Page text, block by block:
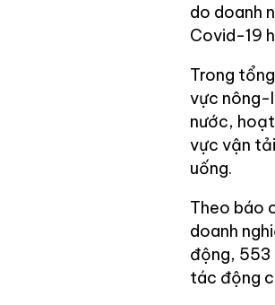
do doanh
Covid-19
Trong
vực nông-
nước,
vực vận
uống.
Theo báo
doanh
động, 553
tác động